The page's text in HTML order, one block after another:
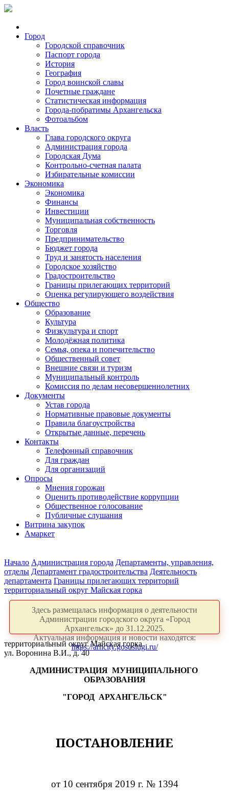
Город
Городской справочник
Паспорт города
История
География
Город воинской славы
Почетные граждане
Статистическая информация
Города-побратимы Архангельска
Фотоальбом
Власть
Глава городского округа
Администрация города
Городская Дума
Контрольно-счетная палата
Избирательные комиссии
Экономика
Экономика
Финансы
Инвестиции
Муниципальная собственность
Торговля
Предпринимательство
Бюджет города
Труд и занятость населения
Городское хозяйство
Градостроительство
Границы прилегающих территорий
Оценка регулирующего воздействия
Общество
Образование
Культура
Физкультура и спорт
Молодёжная политика
Семья, опека и попечительство
Общественный совет
Внешние связи и туризм
Муниципальный контроль
Комиссия по делам несовершеннолетних
Документы
Устав города
Нормативные правовые документы
Правила благоустройства
Открытые данные, перечень
Контакты
Телефонный справочник
Для граждан
Для организаций
Опросы
Мнения горожан
Оценить противодействие коррупции
Общественное голосование
Публичные слушания
Витрина закупок
Амаркет
Начало Администрация города Департаменты, управления,
отделы Департамент градостроительства Деятельность
департамента Границы прилегающих территорий
территориальный округ Майская горка
Здесь размещалась информация о деятельности
Администрации городского округа «Город
Архангельск» до 31.12.2025.
Актуальная информация и новости находятся:
https://arhcity.gosuslugi.ru/
территориальный округ Майская горка
ул. Воронина В.И., д. 40
АДМИНИСТРАЦИЯ МУНИЦИПАЛЬНОГО
ОБРАЗОВАНИЯ
"ГОРОД АРХАНГЕЛЬСК"
ПОСТАНОВЛЕНИЕ
от 10 сентября 2019 г. № 1394